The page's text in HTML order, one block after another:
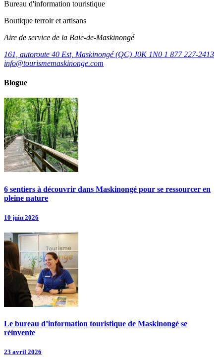
Bureau d'information touristique
Boutique terroir et artisans
Aire de service de la Baie-de-Maskinongé
161, autoroute 40 Est, Maskinongé (QC) J0K 1N0 1 877 227-2413
info@tourismemaskinonge.com
Blogue
6 sentiers à découvrir dans Maskinongé pour se ressourcer en
pleine nature
10 juin 2026
Le bureau d’information touristique de Maskinongé se
réinvente
23 avril 2026